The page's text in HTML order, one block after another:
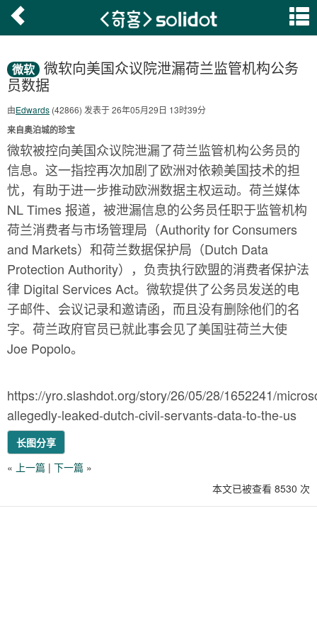
微软 微软向美国众议院泄漏荷兰监管机构公务
员数据
由Edwards (42866) 发表于 26年05月29日 13时39分
来自奥泊城的珍宝
微软被控向美国众议院泄漏了荷兰监管机构公务员的
信息。这一指控再次加剧了欧洲对依赖美国技术的担
忧，有助于进一步推动欧洲数据主权运动。荷兰媒体
NL Times 报道，被泄漏信息的公务员任职于监管机构
荷兰消费者与市场管理局（Authority for Consumers
and Markets）和荷兰数据保护局（Dutch Data
Protection Authority），负责执行欧盟的消费者保护法
律 Digital Services Act。微软提供了公务员发送的电
子邮件、会议记录和邀请函，而且没有删除他们的名
字。荷兰政府官员已就此事会见了美国驻荷兰大使
Joe Popolo。
https://yro.slashdot.org/story/26/05/28/1652241/
allegedly-leaked-dutch-civil-servants-data-to-the-us
长图分享
« 上一篇 | 下一篇 »
本文已被查看 8530 次